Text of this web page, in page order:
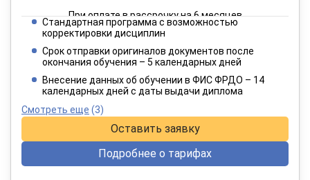
При оплате в рассрочку на 6 месяцев
2 382 руб.
При оплате в рассрочку на 12 месяцев
Стандартная программа с возможностью
корректировки дисциплин
Срок отправки оригиналов документов после
окончания обучения – 5 календарных дней
Внесение данных об обучении в ФИС ФРДО – 14
календарных дней с даты выдачи диплома
Смотреть еще (3)
Оставить заявку
Подробнее о тарифах